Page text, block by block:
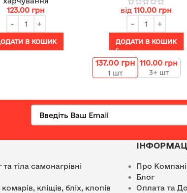
123.00 грн
В КОШИК
від110.00 грн
ДОДАТИ В КОШИК
137.00 грн
1 шт
110.00 грн
3+ шт
та тіла самонагрівні
кліщів, бліх, клопів
Про
Блог
Оплата та